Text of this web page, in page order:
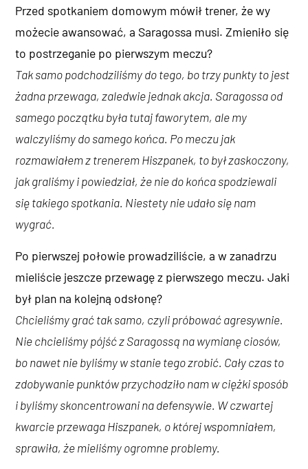
Przed spotkaniem domowym mówił trener, że wy
możecie awansować, a Saragossa musi. Zmieniło się
to postrzeganie po pierwszym meczu?
Tak samo podchodziliśmy do tego, bo trzy punkty to jest
żadna przewaga, zaledwie jednak akcja. Saragossa od
samego początku była tutaj faworytem, ale my
walczyliśmy do samego końca. Po meczu jak
rozmawiałem z trenerem Hiszpanek, to był zaskoczony,
jak graliśmy i powiedział, że nie do końca spodziewali
się takiego spotkania. Niestety nie udało się nam
wygrać.
Po pierwszej połowie prowadziliście, a w zanadrzu
mieliście jeszcze przewagę z pierwszego meczu. Jaki
był plan na kolejną odsłonę?
Chcieliśmy grać tak samo, czyli próbować agresywnie.
Nie chcieliśmy pójść z Saragossą na wymianę ciosów,
bo nawet nie byliśmy w stanie tego zrobić. Cały czas to
zdobywanie punktów przychodziło nam w ciężki sposób
i byliśmy skoncentrowani na defensywie. W czwartej
kwarcie przewaga Hiszpanek, o której wspomniałem,
sprawiła, że mieliśmy ogromne problemy.